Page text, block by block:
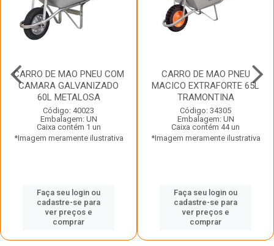
CARRO DE MAO PNEU COM
CAMARA GALVANIZADO
60L METALOSA
Código: 40023
Embalagem: UN
Caixa contém 1 un
*Imagem meramente ilustrativa
Faça seu login ou
cadastre-se para
ver preços e
comprar
CARRO DE MAO PNEU
MACICO EXTRAFORTE 65L
TRAMONTINA
Código: 34305
Embalagem: UN
Caixa contém 44 un
*Imagem meramente ilustrativa
Faça seu login ou
cadastre-se para
ver preços e
comprar